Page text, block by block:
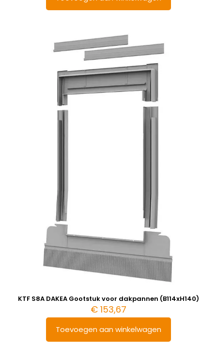
KTF S8A DAKEA Gootstuk voor dakpannen (B114xH140)
€ 153,67
Toevoegen aan winkelwagen